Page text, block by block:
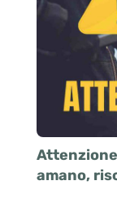
amano,